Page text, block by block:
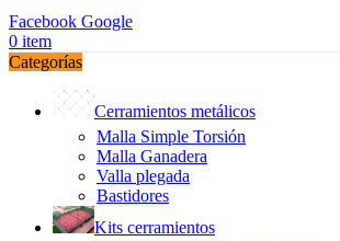
Facebook Google
0 item
Categorías
Cerramientos metálicos
Malla Simple Torsión
Malla Ganadera
Valla plegada
Bastidores
Kits cerramientos